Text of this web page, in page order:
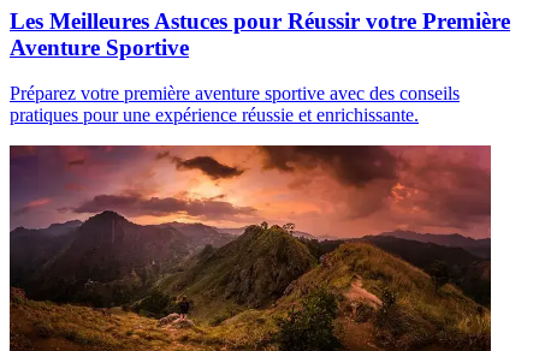
Les Meilleures Astuces pour Réussir votre Première
Aventure Sportive
Préparez votre première aventure sportive avec des conseils
pratiques pour une expérience réussie et enrichissante.